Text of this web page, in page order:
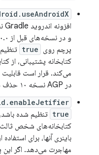
پرچم روی true
می‌کند. قرار است
در AGP نسخه ۱۰ حذف شود.
true تنظیم شده
کتابخانه‌های شخص ثالث
مهاجرت می‌دهد. اگر